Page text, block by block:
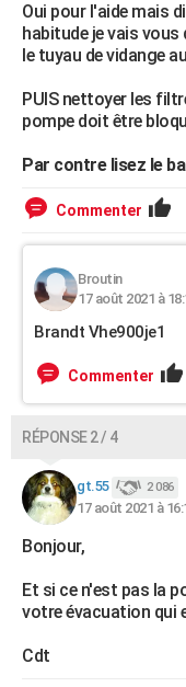
COPAINS D'AVANT
S'inscrire
Se connecter
Lycées
Collèges
Primaires
Universités
Entreprises
Service militaire
Avis de recherche
AVIS DE DÉCÈS
FORUM
Oui pour l'aide mais
habitude je vais
le tuyau de vidange
PUIS nettoyer les
pompe doit être
Par contre lisez le
Commenter
Broutin
17 août 2021 à
Brandt Vhe900je1
Commenter
RÉPONSE 2 / 4
gt.55 2 086
17 août 2021 à
Bonjour,
Et si ce n'est pas la
votre évacuation qui
Cdt